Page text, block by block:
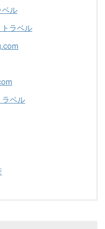
ベル
ラベル
ラベル